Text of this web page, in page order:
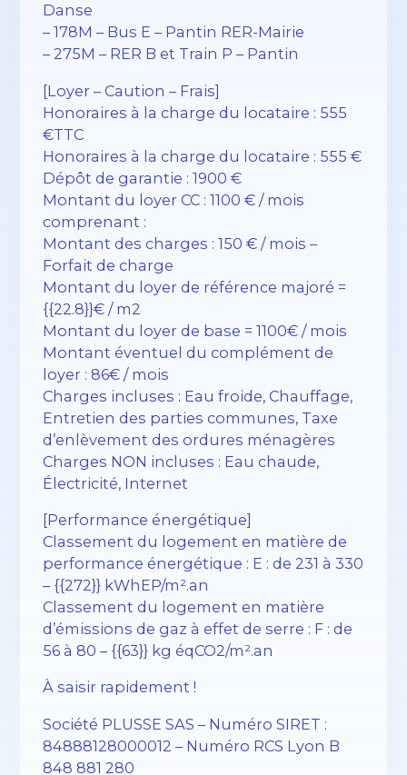
Danse
– 178M – Bus E – Pantin RER-Mairie
– 275M – RER B et Train P – Pantin
[Loyer – Caution – Frais]
Honoraires à la charge du locataire : 555
€TTC
Honoraires à la charge du locataire : 555 €
Dépôt de garantie : 1900 €
Montant du loyer CC : 1100 € / mois
comprenant :
Montant des charges : 150 € / mois –
Forfait de charge
Montant du loyer de référence majoré =
{{22.8}}€ / m2
Montant du loyer de base = 1100€ / mois
Montant éventuel du complément de
loyer : 86€ / mois
Charges incluses : Eau froide, Chauffage,
Entretien des parties communes, Taxe
d’enlèvement des ordures ménagères
Charges NON incluses : Eau chaude,
Électricité, Internet
[Performance énergétique]
Classement du logement en matière de
performance énergétique : E : de 231 à 330
– {{272}} kWhEP/m².an
Classement du logement en matière
d’émissions de gaz à effet de serre : F : de
56 à 80 – {{63}} kg éqCO2/m².an
À saisir rapidement !
Société PLUSSE SAS – ​​Numéro SIRET :
84888128000012 – Numéro RCS Lyon B
848 881 280